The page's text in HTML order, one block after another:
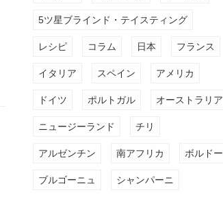
5ツ星ブラインド・テイスティング
レシピ コラム 日本 フランス
イタリア スペイン アメリカ
ドイツ ポルトガル オーストラリア
ニュージーランド チリ
アルゼンチン 南アフリカ ボルドー
ブルゴーニュ シャンパーニ